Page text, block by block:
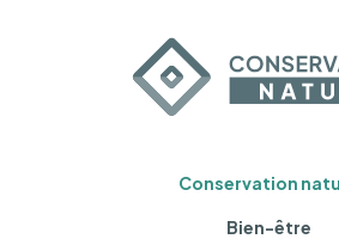
Conservation
Bien-être